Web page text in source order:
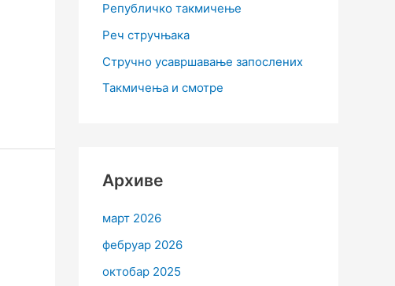
Републичко такмичење
Реч стручњака
Стручно усавршавање запослених
Такмичења и смотре
Архиве
март 2026
фебруар 2026
октобар 2025